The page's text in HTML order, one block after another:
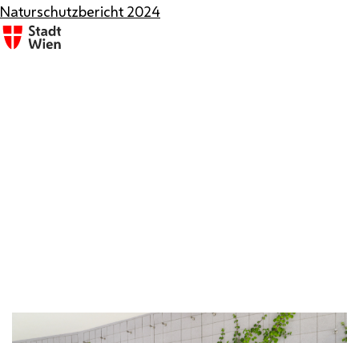
Naturschutzbericht 2024